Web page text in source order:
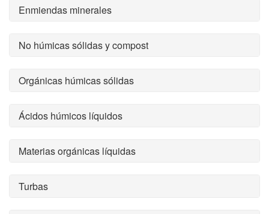
Enmiendas minerales
No húmicas sólidas y compost
Orgánicas húmicas sólidas
Ácidos húmicos líquidos
Materias orgánicas líquidas
Turbas